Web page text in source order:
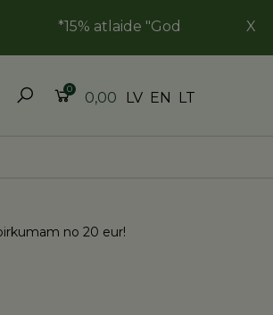
X
atlaide "Goda ģimene" kartes
0,00
0 LV EN LT
no 20 eur!